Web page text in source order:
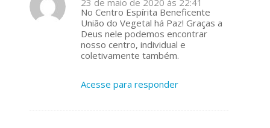
s
ays:
No Centro Espírita Beneficente
União do Vegetal há Paz! Graças a
Deus nele podemos encontrar
nosso centro, individual e
coletivamente também.
Acesse para responder